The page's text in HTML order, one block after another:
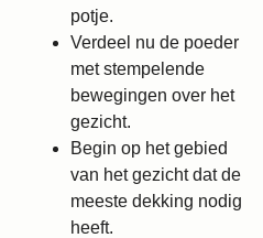
potje.
Verdeel nu de poeder
met stempelende
bewegingen over het
gezicht.
Begin op het gebied
van het gezicht dat de
meeste dekking nodig
heeft.